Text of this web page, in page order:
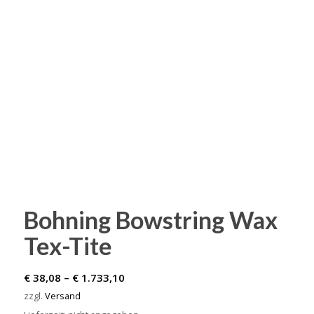
Bohning Bowstring Wax
Tex-Tite
€38,08 – €1.733,10Preisspanne:
bis
zzgl. Versand